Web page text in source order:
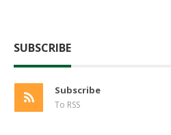
SUBSCRIBE
Subscribe
To RSS